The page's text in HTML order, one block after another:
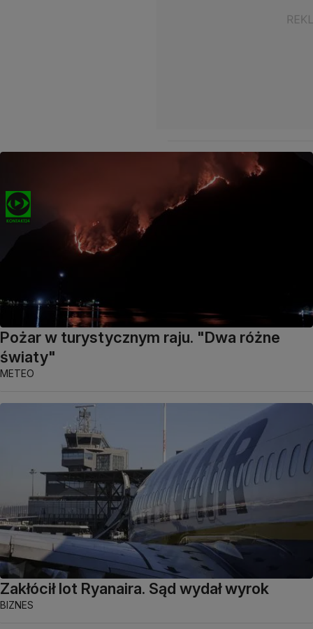
Pożar w turystycznym raju. "Dwa różne
światy"
METEO
Zakłócił lot Ryanaira. Sąd wydał wyrok
BIZNES